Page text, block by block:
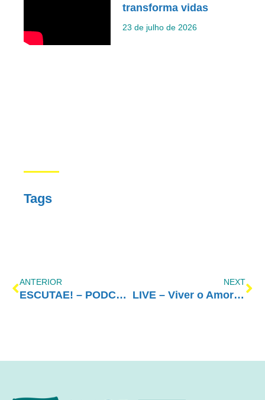
transforma vidas
23 de julho de 2026
Tags
ANTERIOR
ESCUTAE! – PODCAST DO AMOR-EXIGENTE – EPISÓDIO 5
NEXT
LIVE – Viver o Amor-Exigente